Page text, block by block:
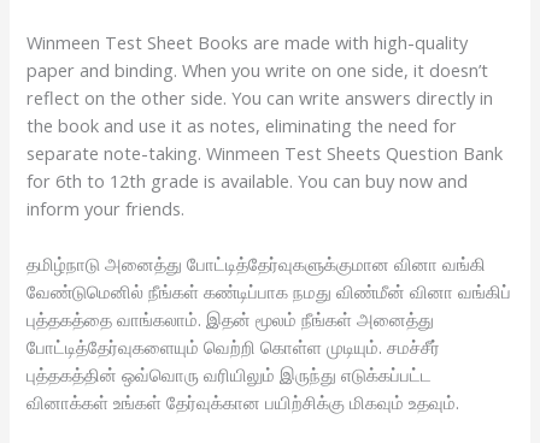
Winmeen Test Sheet Books are made with high-quality
paper and binding. When you write on one side, it doesn’t
reflect on the other side. You can write answers directly in
the book and use it as notes, eliminating the need for
separate note-taking. Winmeen Test Sheets Question Bank
for 6th to 12th grade is available. You can buy now and
inform your friends.
தமிழ்நாடு அனைத்து போட்டித்தேர்வுகளுக்குமான வினா வங்கி
வேண்டுமெனில் நீங்கள் கண்டிப்பாக நமது விண்மீன் வினா வங்கிப்
புத்தகத்தை வாங்கலாம். இதன் மூலம் நீங்கள் அனைத்து
போட்டித்தேர்வுகளையும் வெற்றி கொள்ள முடியும். சமச்சீர்
புத்தகத்தின் ஒவ்வொரு வரியிலும் இருந்து எடுக்கப்பட்ட
வினாக்கள் உங்கள் தேர்வுக்கான பயிற்சிக்கு மிகவும் உதவும்.